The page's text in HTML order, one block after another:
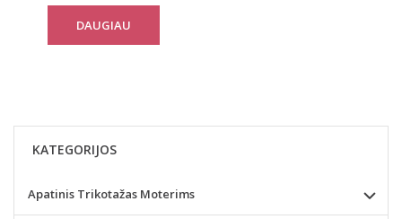
DAUGIAU
KATEGORIJOS
Apatinis Trikotažas Moterims